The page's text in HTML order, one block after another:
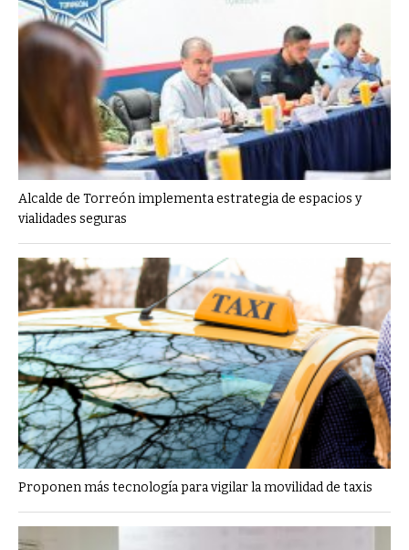
Alcalde de Torreón implementa estrategia de espacios y
vialidades seguras
Proponen más tecnología para vigilar la movilidad de taxis